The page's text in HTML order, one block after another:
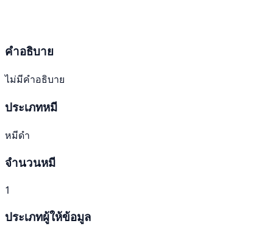
คำอธิบาย
ไม่มีคำอธิบาย
ประเภทหมี
หมีดำ
จำนวนหมี
1
ประเภทผู้ให้ข้อมูล